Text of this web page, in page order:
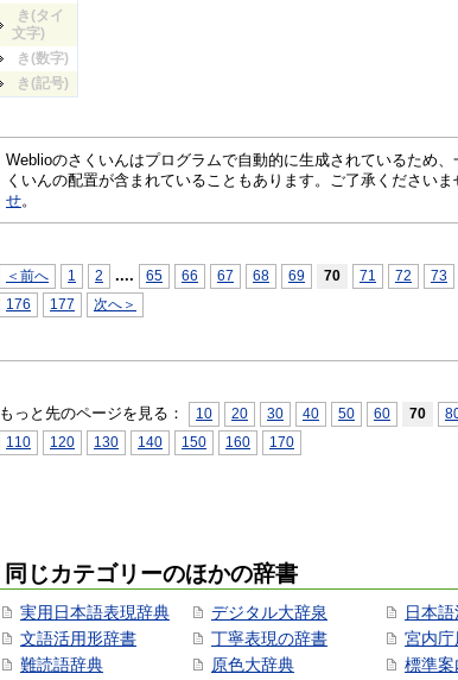
き(タイ
文字)
き(数字)
き(記号)
Weblioのさくいんはプログラムで自動的に生成されているため、
くいんの配置が含まれていることもあります。ご了承くださいま
せ。
＜前へ 1 2 .... 65 66 67 68 69 70 71 72 73
176 177 次へ＞
もっと先のページを見る： 10 20 30 40 50 60 70
110
120 130 140 150 160 170
同じカテゴリーのほかの辞書
実用日本語表現辞典
文語活用形辞書
難読語辞典
デジタル大辞泉
丁寧表現の辞書
原色大辞典
日本
宮内庁
標準